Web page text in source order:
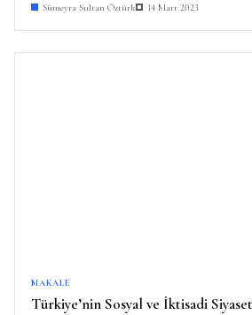
Sümeyra Sultan Öztürk 14 Mart 2023
MAKALE
Türkiye’nin Sosyal ve İktisadi